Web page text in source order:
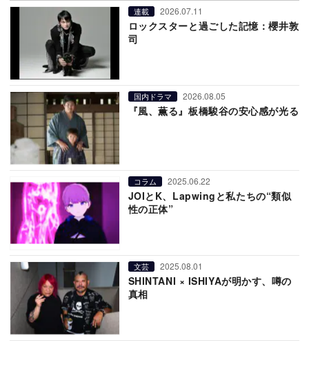
連載 2026.07.11
ロックスターと過ごした記憶：櫻井敦
司
国内ドラマ 2026.08.05
『風、薫る』板橋駿谷の安心感が光る
コラム 2025.06.22
JOIとK、Lapwingと私たちの“類似
性の正体”
文芸 2025.08.01
SHINTANI × ISHIYAが明かす、噂の
真相